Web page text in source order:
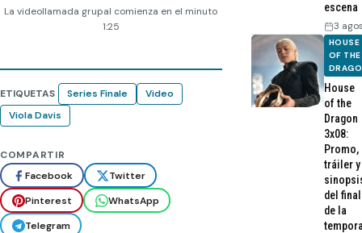
La videollamada grupal comienza en el minuto
1:25
ETIQUETAS Series Finale
Video
Viola Davis
COMPARTIR
Facebook
Twitter
Pinterest
WhatsApp
Telegram
escena
3
HOUSE
OF THE
House
of the
Dragon
3x08:
Promo,
tráiler y
del final
de la